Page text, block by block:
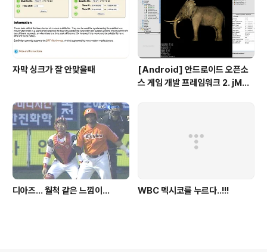
자막 싱크가 잘 안맞을때
[Android] 안드로이드 오픈소
스 게임 개발 프레임워크 2. jMon
디아즈... 월척 같은 느낌이... WBC 멕시코를 누르다..!!!